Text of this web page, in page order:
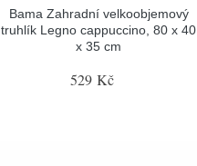
Bama Zahradní velkoobjemový
truhlík Legno cappuccino, 80 x 40
x 35 cm
529 Kč